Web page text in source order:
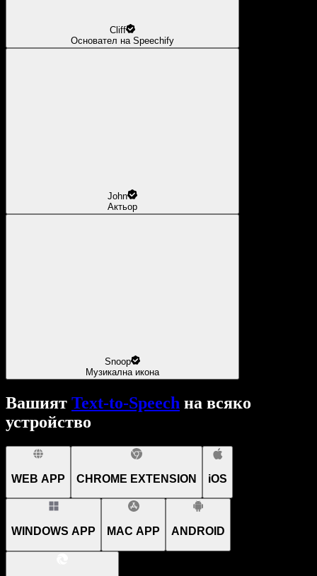
Cliff
Основател на Speechify
John
Актьор
Snoop
Музикална икона
Вашият Text-to-Speech на всяко
устройство
WEB APP CHROME EXTENSION iOS
WINDOWS APP MAC APP ANDROID